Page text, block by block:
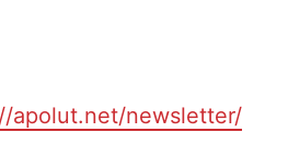
apolut.net/newsletter/